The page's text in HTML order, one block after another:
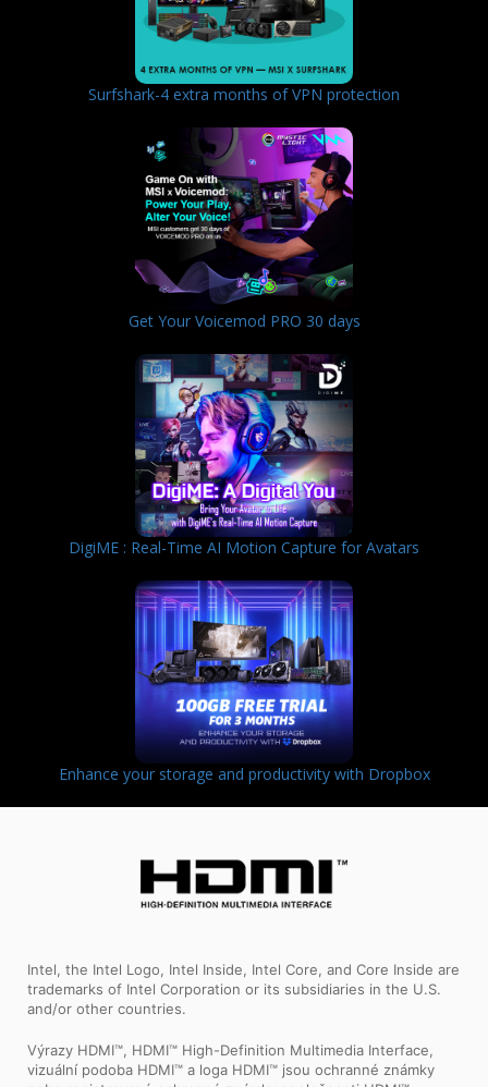
Surfshark-4 extra months of VPN protection
Get Your Voicemod PRO 30 days
DigiME : Real-Time AI Motion Capture for Avatars
Enhance your storage and productivity with Dropbox
Intel, the Intel Logo, Intel Inside, Intel Core, and Core Inside are
trademarks of Intel Corporation or its subsidiaries in the U.S.
and/or other countries.
Výrazy HDMI™, HDMI™ High-Definition Multimedia Interface,
vizuální podoba HDMI™ a loga HDMI™ jsou ochranné známky